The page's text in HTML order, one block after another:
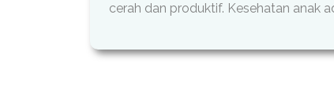
cerah dan produktif. Kesehatan anak